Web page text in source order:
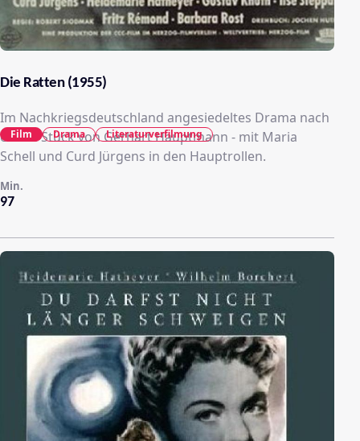
Die Ratten (1955)
Im Nachkriegsdeutschland angesiedeltes Drama nach
einem Stück von Gerhart Hauptmann - mit Maria
Schell und Curd Jürgens in den Hauptrollen.
97
Min.
Film Drama Literaturverfilmung